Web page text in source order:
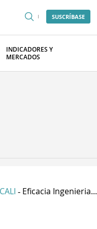
SUSCRÍBASE
INDICADORES Y
MERCADOS
- Eficacia Ingenieria...